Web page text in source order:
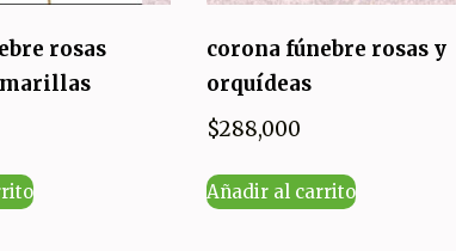
rosas
corona fúnebre rosas y
orquídeas
$288,000
Añadir al carrito